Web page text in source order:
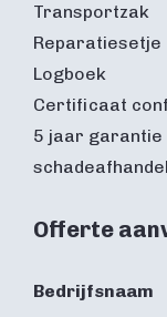
Transportzak
Reparatiesetje
Logboek
Certificaat
5 jaar garantie
Offerte
Bedrijfsnaam